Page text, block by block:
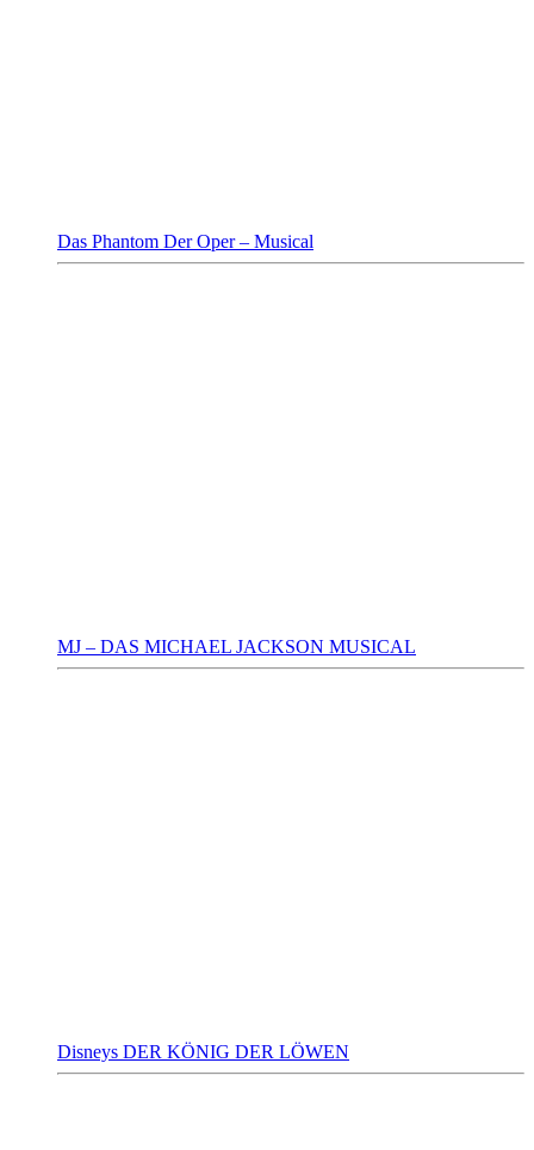
Das Phantom Der Oper – Musical
MJ – DAS MICHAEL JACKSON MUSICAL
Disneys DER KÖNIG DER LÖWEN